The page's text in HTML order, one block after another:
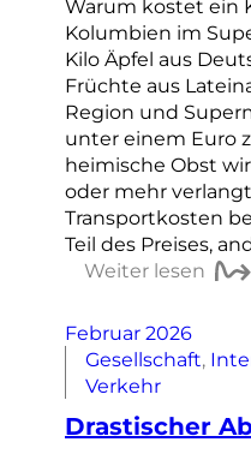
Warum kostet ein
Kolumbien im
Kilo Äpfel aus
Früchte aus
Region und
unter einem Euro
heimische Obst
oder mehr
Transportkosten
Teil des Preises,
Weiter lesen
Februar 2026
Gesellschaft,
Verkehr
Drastischer